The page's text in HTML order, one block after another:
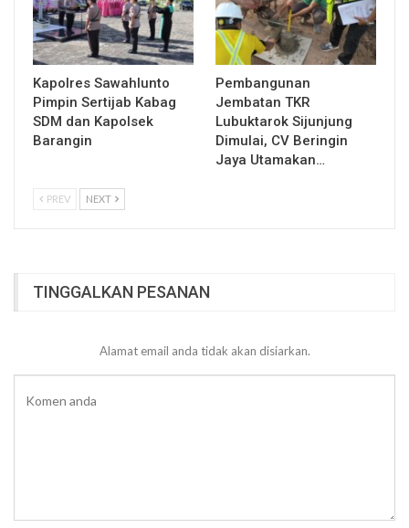
Kapolres Sawahlunto
Pimpin Sertijab Kabag
SDM dan Kapolsek
Barangin
Pembangunan
Jembatan TKR
Lubuktarok Sijunjung
Dimulai, CV Beringin
Jaya Utamakan…
PREV NEXT
TINGGALKAN PESANAN
Alamat email anda tidak akan disiarkan.